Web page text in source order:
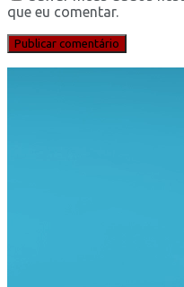
que eu comentar.